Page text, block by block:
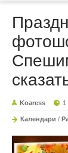
Koaress 1
Календари /